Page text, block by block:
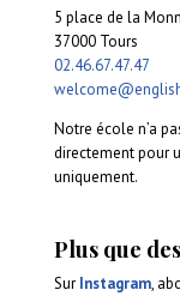
5 place de la
37000 Tours
02.46.67.47.47
Notre école n’a
directement pour
uniquement.
Plus que
Sur Instagram,